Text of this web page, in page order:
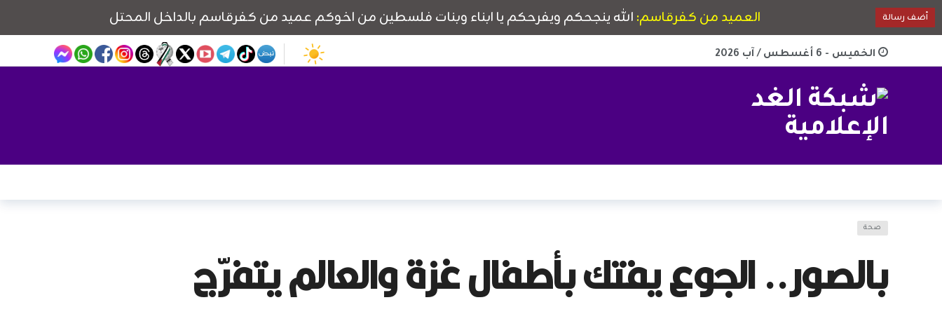
الخميس - 6 أغسطس / آب 2026
صحة
بالصور.. الجوع يفتك بأطفال غزة والعالم يتفرّج